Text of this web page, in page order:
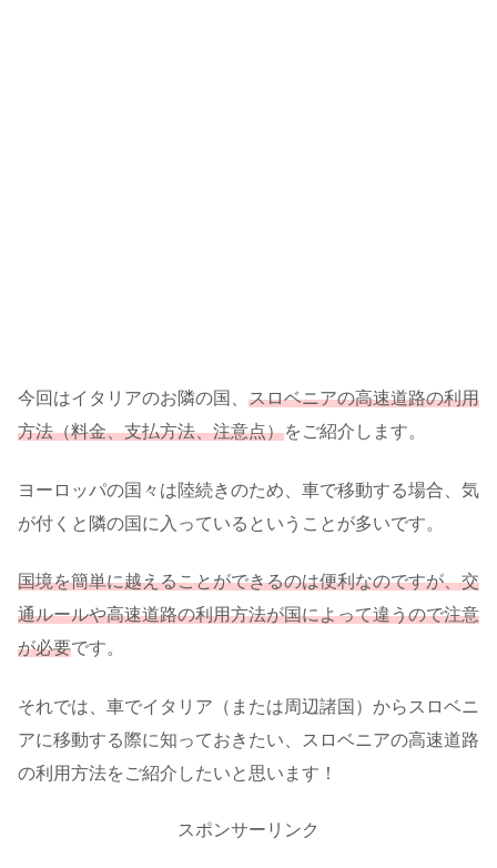
今回はイタリアのお隣の国、 スロベニアの高速道路の利用
方法（料金、支払方法、注意点）をご紹介します。
ヨーロッパの国々は陸続きのため、車で移動する場合、気
が付くと隣の国に入っているということが多いです。
国境を簡単に越えることができるのは便利なのですが、交
通ルールや高速道路の利用方法が国によって違うので注意
が必要です。
それでは、車でイタリア（または周辺諸国）からスロベニ
アに移動する際に知っておきたい、スロベニアの高速道路
の利用方法をご紹介したいと思います！
スポンサーリンク